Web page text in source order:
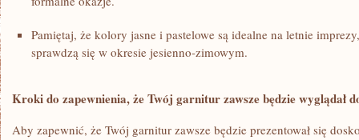
Pamiętaj,​ że ⁣kolory jasne ​i‌ pastelowe są idealne na ‍letnie
sprawdzą się⁢ w okresie jesienno-zimowym.
Kroki do zapewnienia, że Twój garnitur ​zawsze ‍będzie wyglądał
Aby zapewnić, że Twój⁣ garnitur zawsze będzie⁤ prezentował się